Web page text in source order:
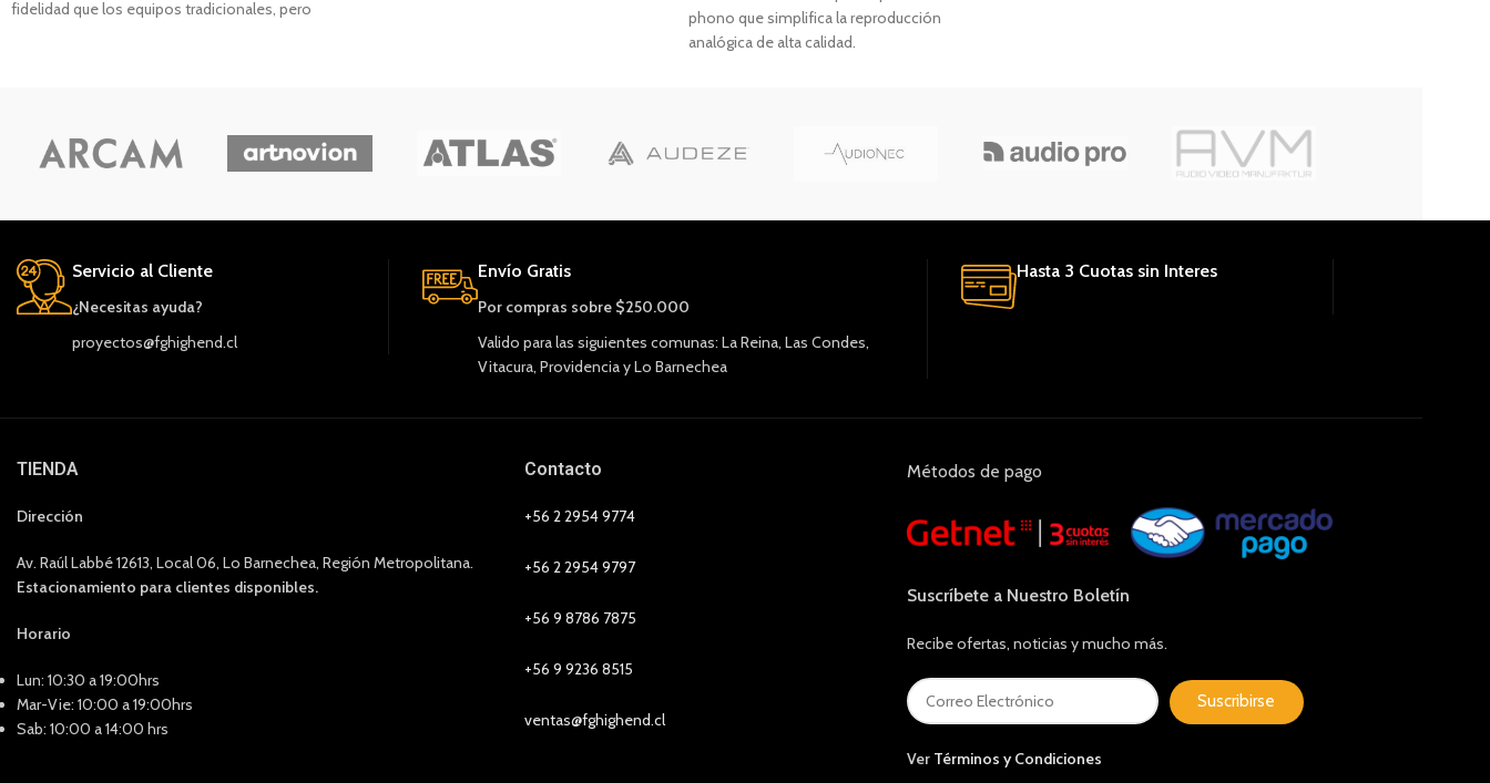
fidelidad que los equipos tradicionales, pero
phono que simplifica la reproducción
analógica de alta calidad.
Servicio al Cliente
¿Necesitas ayuda?
proyectos@fghighend.cl
Envío Gratis
Por compras sobre $250.000
Valido para las siguientes comunas: La Reina, Las Condes,
Vitacura, Providencia y Lo Barnechea
Hasta 3 Cuotas sin Interes
TIENDA
Dirección
Av. Raúl Labbé 12613, Local 06, Lo Barnechea, Región Metropolitana.
Estacionamiento para clientes disponibles.
Horario
Lun: 10:30 a 19:00hrs
Mar-Vie: 10:00 a 19:00hrs
Sab: 10:00 a 14:00 hrs
Contacto
+56 2 2954 9774
+56 2 2954 9797
+56 9 8786 7875
+56 9 9236 8515
ventas@fghighend.cl
Métodos de pago
Suscríbete a Nuestro Boletín
Recibe ofertas, noticias y mucho más.
Suscribirse
Ver Términos y Condiciones